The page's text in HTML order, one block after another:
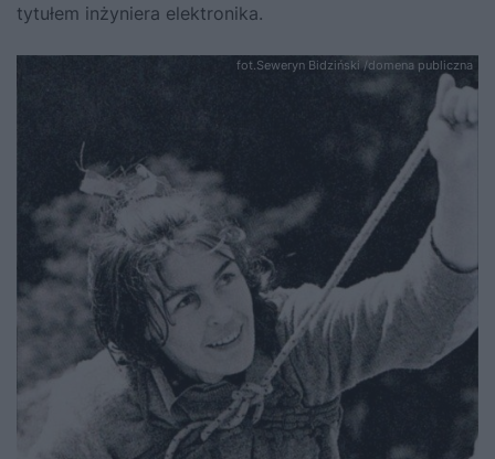
tytułem inżyniera elektronika.
fot.Seweryn Bidziński /domena publiczna